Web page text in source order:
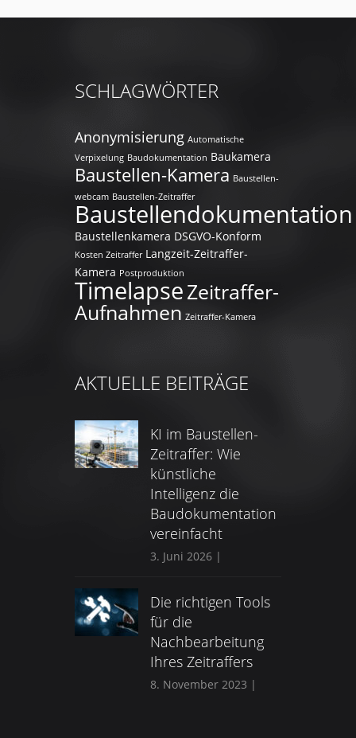
SCHLAGWÖRTER
Anonymisierung Automatische
Verpixelung Baudokumentation Baukamera
Baustellen-Kamera Baustellen-
webcam Baustellen-Zeitraffer
Baustellendokumentation
Baustellenkamera DSGVO-Konform
Kosten Zeitraffer Langzeit-Zeitraffer-
Kamera Postproduktion
TimelapseZeitraffer-
Aufnahmen Zeitraffer-Kamera
AKTUELLE BEITRÄGE
KI im Baustellen-
Zeitraffer: Wie
künstliche
Intelligenz die
Baudokumentation
vereinfacht
3. Juni 2026 |
Die richtigen Tools
für die
Nachbearbeitung
Ihres Zeitraffers
8. November 2023 |